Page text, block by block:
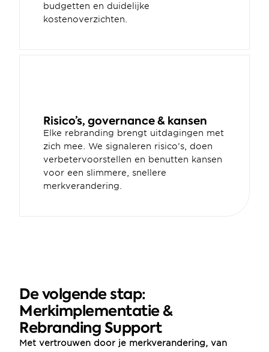
budgetten en duidelijke
kostenoverzichten.
Risico’s, governance & kansen
Elke rebranding brengt uitdagingen met
zich mee. We signaleren risico’s, doen
verbetervoorstellen en benutten kansen
voor een slimmere, snellere
merkverandering.
De volgende stap:
Merkimplementatie &
Rebranding Support
Met vertrouwen door je merkverandering, van